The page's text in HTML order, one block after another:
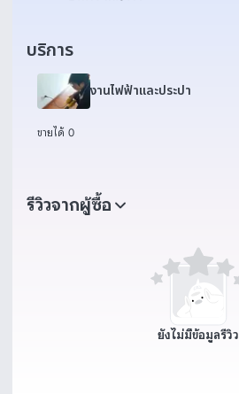
บริการ
งานไฟฟ้าและประปา
ขายได้ 0
รีวิวจากผู้ซื้อ
ยังไม่มีข้อมูลรีวิว